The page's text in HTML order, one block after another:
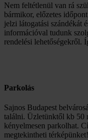
Nem feltétlenül van rá
bármikor, előzetes
jelzi látogatási szándékát
információval tudunk
rendelési lehetőségekről.
Parkolás
Sajnos Budapest
találni. Üzletünktől kb 50
kényelmesen parkolhat.
megtekintheti térképünket!